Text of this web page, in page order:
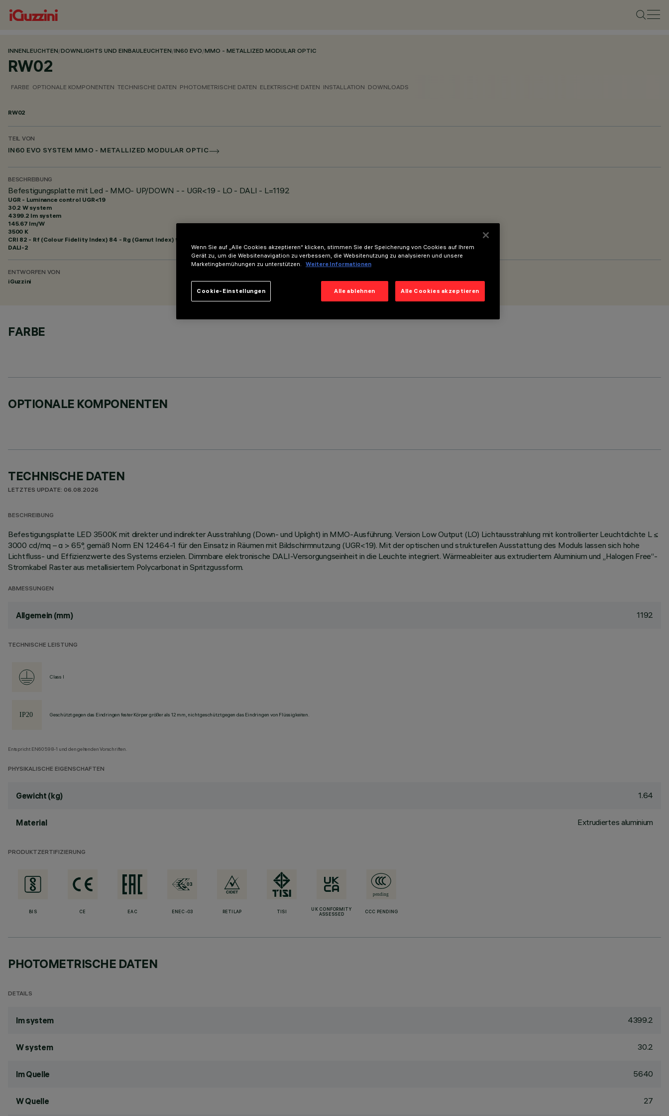
INNENLEUCHTEN/DOWNLIGHTS UND EINBAULEUCHTEN/IN60 EVO/MMO - METALLIZED MODULAR OPTIC
RW02
FARBE OPTIONALE KOMPONENTEN TECHNISCHE DATEN PHOTOMETRISCHE DATEN ELEKTRISCHE DATEN INSTALLATION DOWNLOADS
RW02
TEIL VON
IN60 EVO SYSTEM MMO - METALLIZED MODULAR OPTIC
BESCHREIBUNG
Befestigungsplatte mit Led - MMO- UP/DOWN - - UGR<19 - LO - DALI - L=1192
UGR - Luminance control UGR<19
30.2 W system
4399.2 lm system
145.67 lm/W
3500 K
CRI 82 - Rf (Colour Fidelity Index) 84 - Rg (Gamut Index) 94
DALI-2
ENTWORFEN VON
iGuzzini
FARBE
OPTIONALE KOMPONENTEN
TECHNISCHE DATEN
LETZTES UPDATE: 06.08.2026
BESCHREIBUNG
Befestigungsplatte LED 3500K mit direkter und indirekter Ausstrahlung (Down- und Uplight) in MMO-Ausführung. Version Low Output (LO) Lichtausstrahlung mit kontrollierter Leuchtdichte L ≤
3000 cd/mq – α > 65°, gemäß Norm EN 12464-1 für den Einsatz in Räumen mit Bildschirmnutzung (UGR<19). Mit der optischen und strukturellen Ausstattung des Moduls lassen sich hohe
Lichtfluss- und Effizienzwerte des Systems erzielen. Dimmbare elektronische DALI-Versorgungseinheit in die Leuchte integriert. Wärmeableiter aus extrudiertem Aluminium und „Halogen Free“-
Stromkabel Raster aus metallisiertem Polycarbonat in Spritzgussform.
ABMESSUNGEN
Allgemein (mm) 1192
TECHNISCHE LEISTUNG
Class I
Geschützt gegen das Eindringen fester Körper größer als 12 mm, nicht geschützt gegen das Eindringen von Flüssigkeiten.
Entspricht EN60598-1 und den geltenden Vorschriften.
PHYSIKALISCHE EIGENSCHAFTEN
Gewicht (kg) 1.64
Material Extrudiertes aluminium
PRODUKTZERTIFIZIERUNG
BIS CE EAC ENEC-03 RETILAP TISI
UK CONFORMITY
ASSESSED
CCC PENDING
PHOTOMETRISCHE DATEN
DETAILS
lm system 4399.2
W system 30.2
lm Quelle 5640
W Quelle 27
Wenn Sie auf „Alle Cookies akzeptieren“ klicken, stimmen Sie der Speicherung von Cookies auf Ihrem
Gerät zu, um die Websitenavigation zu verbessern, die Websitenutzung zu analysieren und unsere
Marketingbemühungen zu unterstützen.
Weitere Informationen
Alle ablehnen Alle Cookies akzeptieren
Cookie-Einstellungen